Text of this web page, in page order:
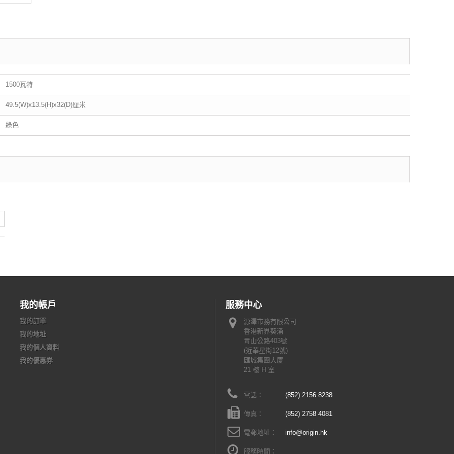
1500瓦特
49.5(W)x13.5(H)x32(D)厘米
綠色
我的帳戶
我的訂單
我的地址
我的個人資料
我的優惠券
服務中心
源澤市務有限公司
香港新界葵涌
青山公路403號
(近華星街12號)
匯城集團大廈
21 樓 H 室
電話： (852) 2156 8238
傳真： (852) 2758 4081
電郵地址： info@origin.hk
服務時間：